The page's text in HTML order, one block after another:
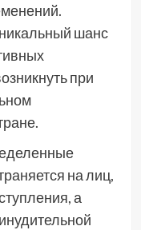
шанс
при
на лиц,
а